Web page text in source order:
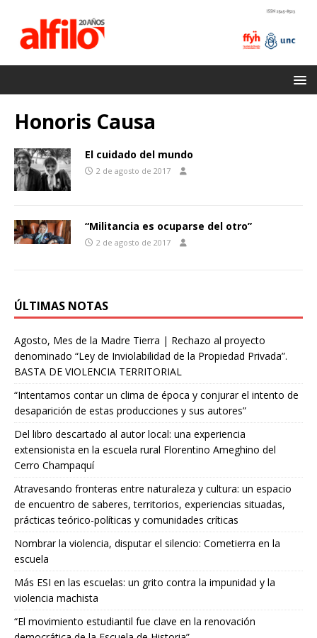
Honoris Causa
El cuidado del mundo
2 de agosto de 2017
“Militancia es ocuparse del otro”
2 de agosto de 2017
ÚLTIMAS NOTAS
Agosto, Mes de la Madre Tierra | Rechazo al proyecto
denominado “Ley de Inviolabilidad de la Propiedad Privada”.
BASTA DE VIOLENCIA TERRITORIAL
“Intentamos contar un clima de época y conjurar el intento de
desaparición de estas producciones y sus autores”
Del libro descartado al autor local: una experiencia
extensionista en la escuela rural Florentino Ameghino del
Cerro Champaquí
Atravesando fronteras entre naturaleza y cultura: un espacio
de encuentro de saberes, territorios, experiencias situadas,
prácticas teórico-políticas y comunidades críticas
Nombrar la violencia, disputar el silencio: Cometierra en la
escuela
Más ESI en las escuelas: un grito contra la impunidad y la
violencia machista
“El movimiento estudiantil fue clave en la renovación